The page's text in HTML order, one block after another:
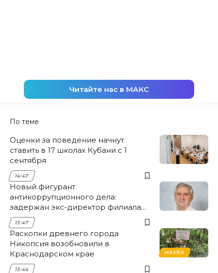
Читайте нас в МАКС
По теме
Оценки за поведение начнут
ставить в 17 школах Кубани с 1
сентября
14:47
Новый фигурант
антикоррупционного дела:
задержан экс-директор филиала
НЭСК Крымска
13:47
НАУКА
Раскопки древнего города
Никопсия возобновили в
Краснодарском крае
13:44